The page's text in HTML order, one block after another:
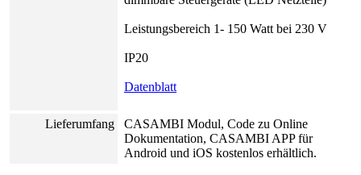
Leistungsbereich 1- 150 Watt bei 230 V
IP20
Datenblatt
Lieferumfang
CASAMBI Modul, Code zu Online
Dokumentation, CASAMBI APP für
Android und iOS kostenlos erhältlich.